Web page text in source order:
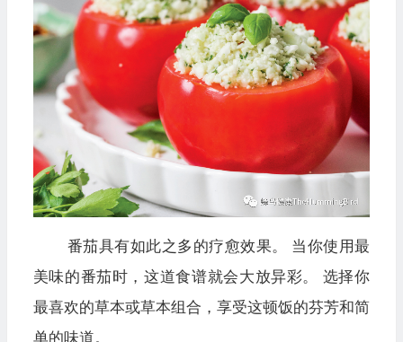
番茄具有如此之多的疗愈效果。 当你使用最
美味的番茄时 ，这道食谱就会大放异彩。 选择你
最喜欢的草本或草本组合，享受这顿饭的芬芳和简
单的味道。